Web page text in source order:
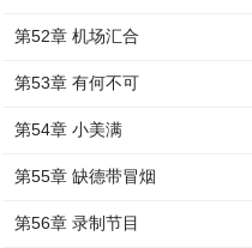
第52章 机场汇合
第53章 有何不可
第54章 小美满
第55章 缺德带冒烟
第56章 录制节目